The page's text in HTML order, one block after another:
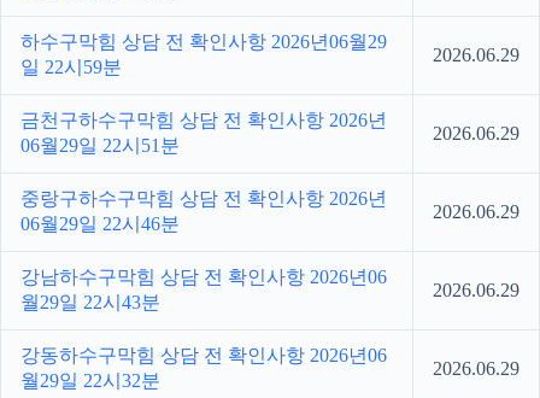
하수구막힘 상담 전 확인사항 2026년06월29
일 22시59분
2026.06.29
금천구하수구막힘 상담 전 확인사항 2026년
06월29일 22시51분
2026.06.29
중랑구하수구막힘 상담 전 확인사항 2026년
06월29일 22시46분
2026.06.29
강남하수구막힘 상담 전 확인사항 2026년06
월29일 22시43분
2026.06.29
강동하수구막힘 상담 전 확인사항 2026년06
월29일 22시32분
2026.06.29